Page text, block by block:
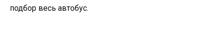
подбор весь автобус.